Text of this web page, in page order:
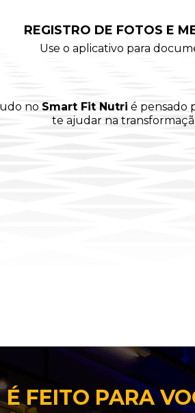
REGISTRO DE FOTOS E
Use o aplicativo para
no Smart Fit Nutri é pensado
te ajudar na
FEITO PARA